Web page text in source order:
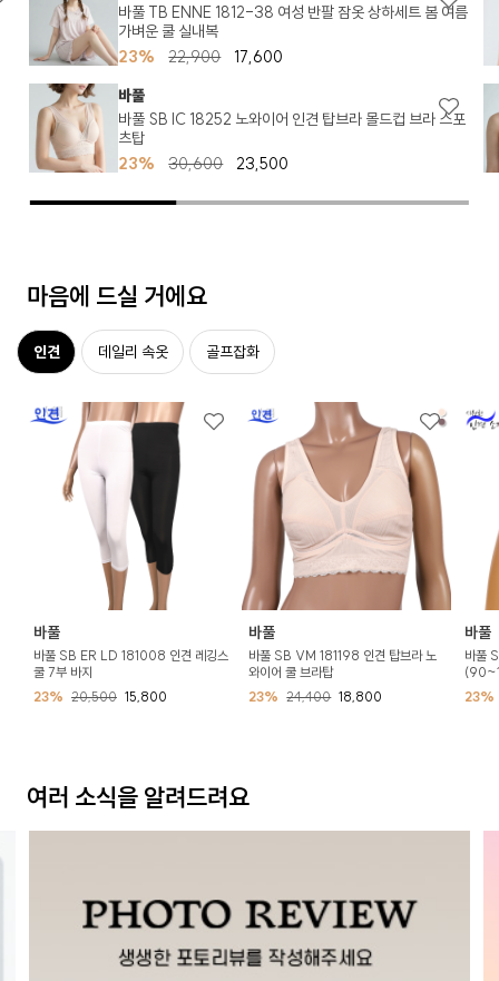
바풀 TB ENNE 1812-38 여성 반팔 잠옷 상하세트 봄 여름
가벼운 쿨 실내복
23%
22,900
17,600
바풀
바풀 SB IC 18252 노와이어 인견 탑브라 몰드컵 브라 스포
츠탑
23%
30,600 23,500
마음에 드실 거에요
인견 데일리 속옷 골프잡화
바풀
바풀 SB ER LD 181008 인견 레깅스
쿨 7부 바지
23% 20,500 15,800
바풀
바풀 SB VM 181198 인견 탑브라 노
와이어 쿨 브라탑
23% 24,400 18,800
바풀
바풀
23%
여러 소식을 알려드려요